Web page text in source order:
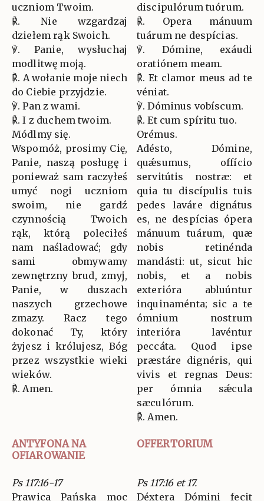
uczniom Twoim.
℟. Nie wzgardzaj
dziełem rąk Swoich.
℣. Panie, wysłuchaj
modlitwę moją.
℟. A wołanie moje niech
do Ciebie przyjdzie.
℣. Pan z wami.
℟. I z duchem twoim.
Módlmy się.
Wspomóż, prosimy Cię,
Panie, naszą posługę i
ponieważ sam raczyłeś
umyć nogi uczniom
swoim, nie gardź
czynnością Twoich
rąk, którą poleciłeś
nam naśladować; gdy
sami obmywamy
zewnętrzny brud, zmyj,
Panie, w duszach
naszych grzechowe
zmazy. Racz tego
dokonać Ty, który
żyjesz i królujesz, Bóg
przez wszystkie wieki
wieków.
℟. Amen.
discipulórum tuórum.
℟. Opera mánuum
tuárum ne despícias.
℣. Dómine, exáudi
oratiónem meam.
℟. Et clamor meus ad te
véniat.
℣. Dóminus vobíscum.
℟. Et cum spíritu tuo.
Orémus.
Adésto, Dómine,
quǽsumus, offício
servitútis nostræ: et
quia tu discípulis tuis
pedes laváre dignátus
es, ne despícias ópera
mánuum tuárum, quæ
nobis retinénda
mandásti: ut, sicut hic
nobis, et a nobis
exterióra abluúntur
inquinaménta; sic a te
ómnium nostrum
interióra lavéntur
peccáta. Quod ipse
præstáre dignéris, qui
vivis et regnas Deus:
per ómnia sǽcula
sæculórum.
℟. Amen.
ANTYFONA NA
OFIAROWANIE
OFFERTORIUM
Ps 117:16-17
Prawica Pańska moc
Ps 117:16 et 17.
Déxtera Dómini fecit